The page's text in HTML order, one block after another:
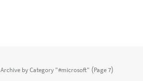
Archive by Category "#microsoft" (Page 7)